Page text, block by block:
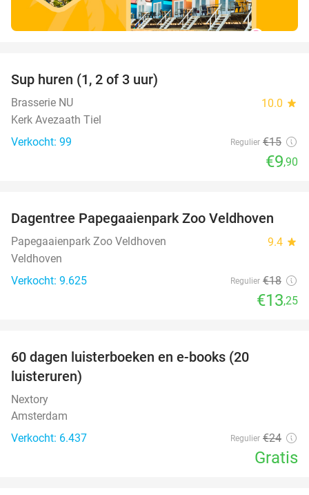
Sup huren (1, 2 of 3 uur)
Brasserie NU 10.0 star
Kerk Avezaath Tiel
Verkocht: 99
Regulier €15
€9,90
26%
Dagentree Papegaaienpark Zoo Veldhoven
Papegaaienpark Zoo Veldhoven 9.4 star
Veldhoven
Verkocht: 9.625
Regulier €18
€13,25
60 dagen luisterboeken en e-books (20
luisteruren)
Nextory
Amsterdam
Verkocht: 6.437
Regulier €24
Gratis